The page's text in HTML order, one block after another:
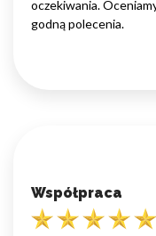
oczekiwania.
godną polecenia.
Współpraca